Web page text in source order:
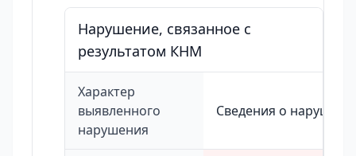
Нарушение, связанное с
результатом КНМ
Характер
выявленного
нарушения
Сведения о